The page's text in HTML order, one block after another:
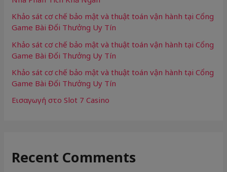
o
r
:
Khảo sát cơ chế bảo mật và thuật toán vận hành tại Cổng
Game Bài Đổi Thưởng Uy Tín
Khảo sát cơ chế bảo mật và thuật toán vận hành tại Cổng
Game Bài Đổi Thưởng Uy Tín
Khảo sát cơ chế bảo mật và thuật toán vận hành tại Cổng
Game Bài Đổi Thưởng Uy Tín
Εισαγωγή στο Slot 7 Casino
Recent Comments